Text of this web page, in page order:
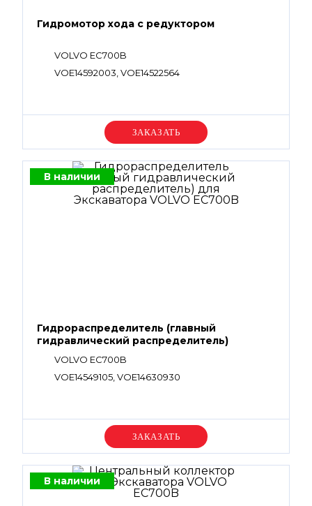
Гидромотор хода с редуктором
VOLVO EC700B
VOE14592003, VOE14522564
Уточняйте цену
В наличии
Гидрораспределитель (главный
гидравлический распределитель)
VOLVO EC700B
VOE14549105, VOE14630930
Уточняйте цену
В наличии